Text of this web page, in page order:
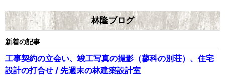
林隆ブログ
新着の記事
工事契約の立会い、竣工写真の撮影（蓼科の別荘）、住宅
設計の打合せ / 先週末の林建築設計室